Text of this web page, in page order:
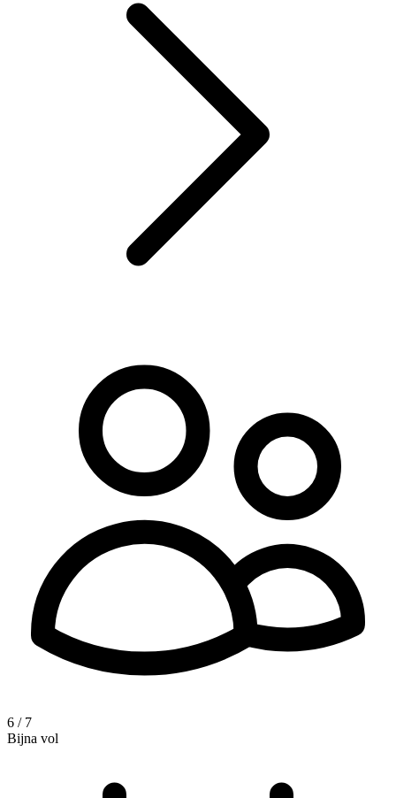
6 / 7
Bijna vol